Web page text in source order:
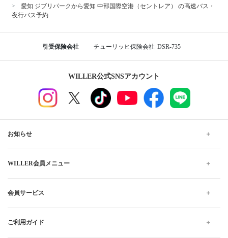
愛知 ジブリパークから愛知 中部国際空港（セントレア） の高速バス・
夜行バス予約
引受保険会社 チューリッヒ保険会社 DSR-735
WILLER公式SNSアカウント
お知らせ
WILLER会員メニュー
会員サービス
ご利用ガイド